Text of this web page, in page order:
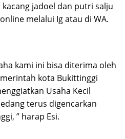
jadoel dan putri salju
melalui Ig atau di WA.
kami ini bisa diterima oleh
kota Bukittinggi
Usaha Kecil
terus digencarkan
” harap Esi.